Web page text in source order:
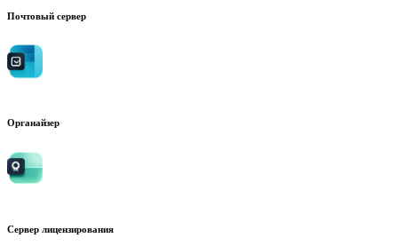
Почтовый сервер
Органайзер
Сервер лицензирования